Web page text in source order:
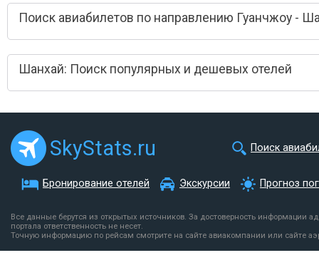
Поиск авиабилетов по направлению Гуанчжоу -
Шанхай: Поиск популярных и дешевых отелей
SkyStats.ru Поиск
Бронирование отелей Экскурсии Прогноз
Все данные берутся из открытых источников. За достоверность информации
портала ответственность не несет.
Точную информацию по рейсам смотрите на сайте авиакомпании или сайте